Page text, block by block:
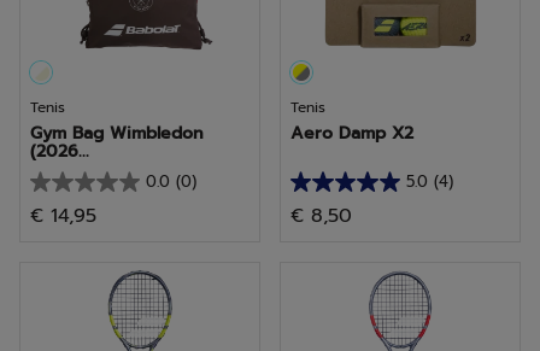
Tenis
Gym Bag Wimbledon
(2026...
0.0 (0)
0.0
de
estrellas.
€ 14,95
Tenis
Aero Damp X2
5.0 (4)
5.0
de
estrellas.
€ 8,50